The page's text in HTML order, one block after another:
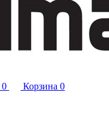
0 Корзина 0